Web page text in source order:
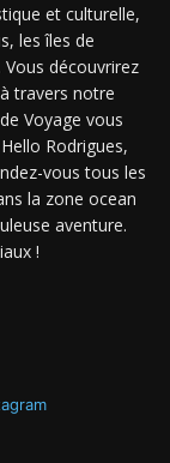
et culturelle,
les îles de
Vous découvrirez
travers notre
Voyage vous
Rodrigues,
vous tous les
la zone ocean
aventure.
!